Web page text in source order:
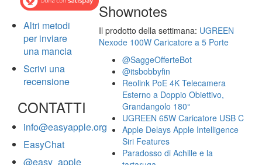
Altri metodi
per inviare
una mancia
Scrivi una
recensione
CONTATTI
info@easyapple.org
EasyChat
@easy_apple
Shownotes
Il prodotto della settimana: UGREEN
Nexode 100W Caricatore a 5 Porte
@SaggeOfferteBot
@itsbobbyfin
Reolink PoE 4K Telecamera
Esterno a Doppio Obiettivo,
Grandangolo 180°
UGREEN 65W Caricatore USB C
Apple Delays Apple Intelligence
Siri Features
Paradosso di Achille e la